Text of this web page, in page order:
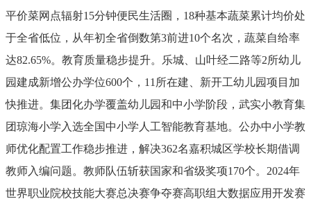
平价菜网点辐射15分钟便民生活圈， 18种基本蔬菜累计均价处
于全省低位，从年初全省倒数第3前进10个名次，蔬菜自给率
达82.65%。 教育质量稳步提升。 乐城、山叶经二路等2所幼儿
园建成新增公办学位600个， 11 所在建、新开工幼儿园项目加
快推进。集团化办学覆盖幼儿园和中小学阶段，武实小教育集
团琼海小学入选全国中小学人工智能教育基地。公办中小学教
师优化配置工作稳步推进，解决362名嘉积城区学校长期借调
教师入编问题。教师队伍斩获国家和省级奖项170个。 2024年
世界职业院校技能大赛总决赛争夺赛高职组大数据应用开发赛